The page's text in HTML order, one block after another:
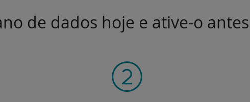
de dados hoje e ative-o